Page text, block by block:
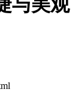
与美观